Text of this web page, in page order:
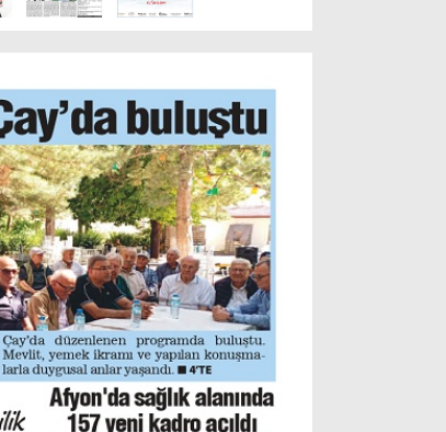
Dünya
Nöbetçi Eczaneler
SPOR
Puan Durumları
Magazin
Hava Durumu
SAĞLIK
Künye